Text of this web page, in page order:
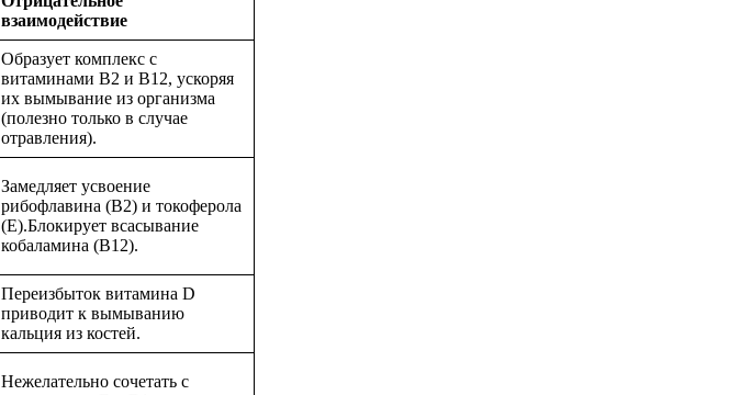
взаимодействие
Образует комплекс с
витаминами В2 и В12, ускоряя
их вымывание из организма
(полезно только в случае
отравления).
Замедляет усвоение
рибофлавина (В2) и токоферола
(Е).Блокирует всасывание
кобаламина (В12).
Переизбыток витамина D
приводит к вымыванию
кальция из костей.
Нежелательно сочетать с